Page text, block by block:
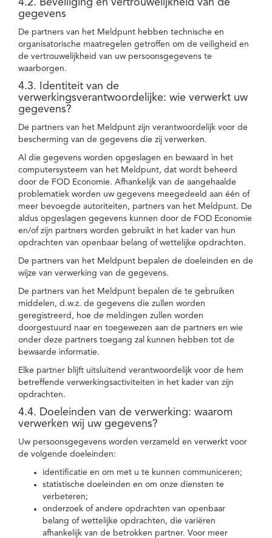
4.2. Beveiliging en vertrouwelijkheid van de
gegevens
De partners van het Meldpunt hebben technische en
organisatorische maatregelen getroffen om de veiligheid en
de vertrouwelijkheid van uw persoonsgegevens te
waarborgen.
4.3. Identiteit van de
verwerkingsverantwoordelijke: wie verwerkt uw
gegevens?
De partners van het Meldpunt zijn verantwoordelijk voor de
bescherming van de gegevens die zij verwerken.
Al die gegevens worden opgeslagen en bewaard in het
computersysteem van het Meldpunt, dat wordt beheerd
door de FOD Economie. Afhankelijk van de aangehaalde
problematiek worden uw gegevens meegedeeld aan één of
meer bevoegde autoriteiten, partners van het Meldpunt. De
aldus opgeslagen gegevens kunnen door de FOD Economie
en/of zijn partners worden gebruikt in het kader van hun
opdrachten van openbaar belang of wettelijke opdrachten.
De partners van het Meldpunt bepalen de doeleinden en de
wijze van verwerking van de gegevens.
De partners van het Meldpunt bepalen de te gebruiken
middelen, d.w.z. de gegevens die zullen worden
geregistreerd, hoe de meldingen zullen worden
doorgestuurd naar en toegewezen aan de partners en wie
onder deze partners toegang zal kunnen hebben tot de
bewaarde informatie.
Elke partner blijft uitsluitend verantwoordelijk voor de hem
betreffende verwerkingsactiviteiten in het kader van zijn
opdrachten.
4.4. Doeleinden van de verwerking: waarom
verwerken wij uw gegevens?
Uw persoonsgegevens worden verzameld en verwerkt voor
de volgende doeleinden:
identificatie en om met u te kunnen communiceren;
statistische doeleinden en om onze diensten te
verbeteren;
onderzoek of andere opdrachten van openbaar
belang of wettelijke opdrachten, die variëren
afhankelijk van de betrokken partner. Voor meer